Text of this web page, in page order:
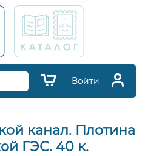
Войти
канал. Плотина
ГЭС. 40 к.